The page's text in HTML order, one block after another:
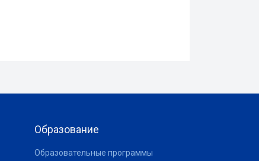
Образование
Образовательные программы